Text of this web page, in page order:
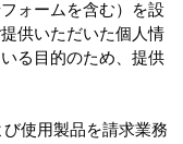
ォームを含む）を設
供いただいた個人情
る目的のため、提供
使用製品を請求業務